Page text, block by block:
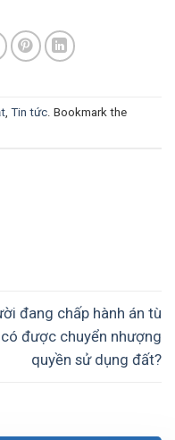
, Tin tức. Bookmark the
đang chấp hành án tù
có được chuyển nhượng
quyền sử dụng đất?